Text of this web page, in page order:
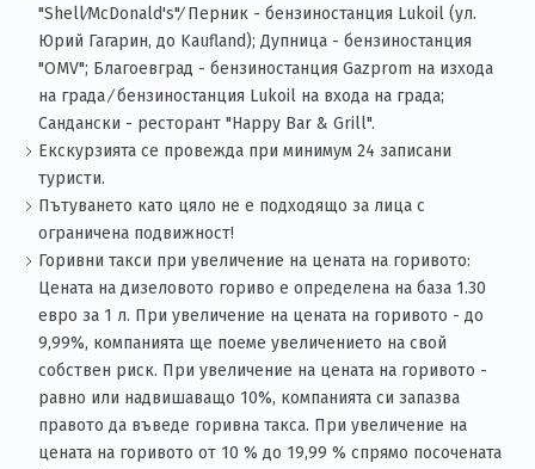
"Shell∕McDonald's"∕ Перник - бензиностанция Lukoil (ул.
Юрий Гагарин, до Kaufland); Дупница - бензиностанция
"OMV"; Благоевград - бензиностанция Gazprom на изхода
на града ∕ бензиностанция Lukoil на входа на града;
Сандански - ресторант "Happy Bar & Grill".
Екскурзията се провежда при минимум 24 записани
туристи.
Пътуването като цяло не е подходящо за лица с
ограничена подвижност!
Горивни такси при увеличение на цената на горивото:
Цената на дизеловото гориво е определена на база 1.30
eвро за 1 л. При увеличение на цената на горивото - до
9,99%, компанията ще поеме увеличението на свой
собствен риск. При увеличение на цената на горивото -
равно или надвишаващо 10%, компанията си запазва
правото да въведе горивна такса. При увеличение на
цената на горивото от 10 % до 19,99 % спрямо посочената